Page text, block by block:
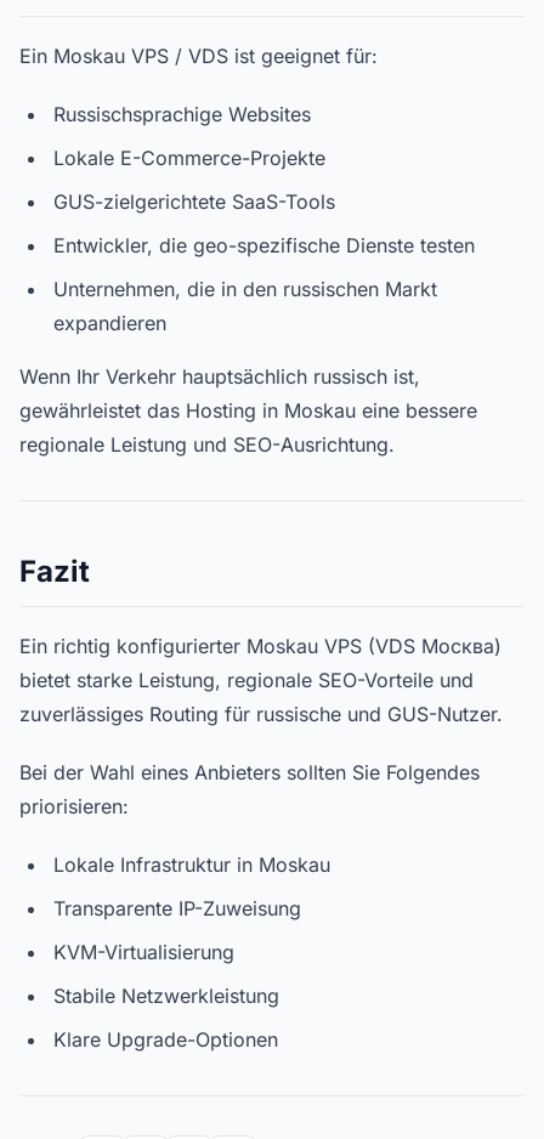
Ein Moskau VPS / VDS ist geeignet für:
Russischsprachige Websites
Lokale E-Commerce-Projekte
GUS-zielgerichtete SaaS-Tools
Entwickler, die geo-spezifische Dienste testen
Unternehmen, die in den russischen Markt
expandieren
Wenn Ihr Verkehr hauptsächlich russisch ist,
gewährleistet das Hosting in Moskau eine bessere
regionale Leistung und SEO-Ausrichtung.
Fazit
Ein richtig konfigurierter Moskau VPS (VDS Москва)
bietet starke Leistung, regionale SEO-Vorteile und
zuverlässiges Routing für russische und GUS-Nutzer.
Bei der Wahl eines Anbieters sollten Sie Folgendes
priorisieren:
Lokale Infrastruktur in Moskau
Transparente IP-Zuweisung
KVM-Virtualisierung
Stabile Netzwerkleistung
Klare Upgrade-Optionen